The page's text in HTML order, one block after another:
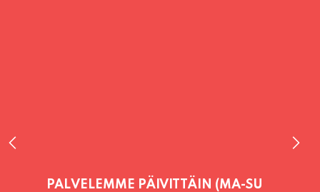
PALVELEMME PÄIVITTÄIN (MA-SU